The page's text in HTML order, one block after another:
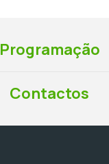
Programação
Contactos